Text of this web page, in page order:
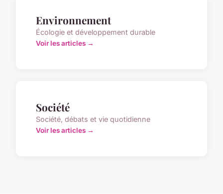
Environnement
Écologie et développement durable
Voir les articles →
Société
Société, débats et vie quotidienne
Voir les articles →